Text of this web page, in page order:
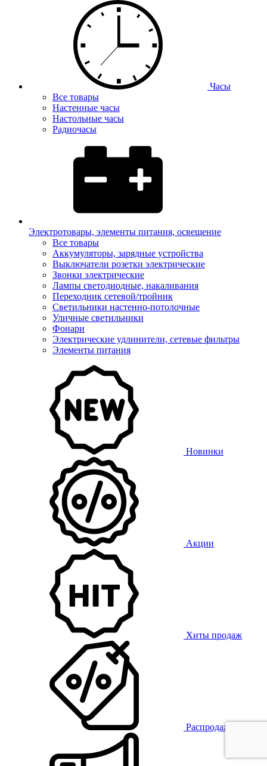
Часы
Все товары
Настенные часы
Настольные часы
Радиочасы
Электротовары, элементы питания, освещение
Все товары
Аккумуляторы, зарядные устройства
Выключатели розетки электрические
Звонки электрические
Лампы светодиодные, накаливания
Переходник сетевой/тройник
Светильники настенно-потолочные
Уличные светильники
Фонари
Электрические удлинители, сетевые фильтры
Элементы питания
Новинки
Акции
Хиты продаж
Распродажа